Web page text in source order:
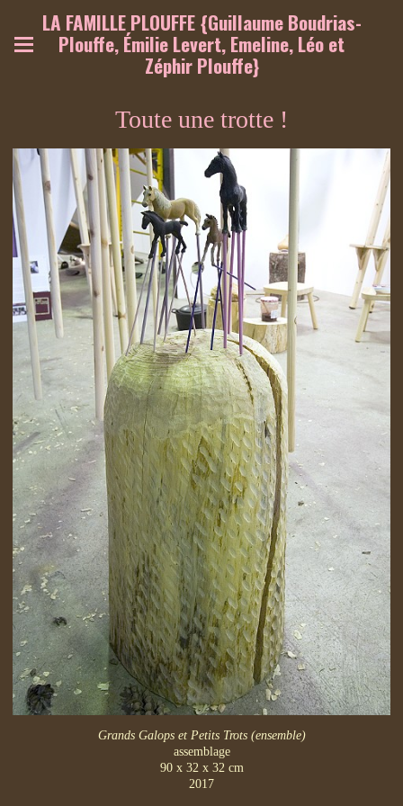
LA FAMILLE PLOUFFE {Guillaume Boudrias-
Plouffe, Émilie Levert, Emeline, Léo et
Zéphir Plouffe}
Toute une trotte !
Grands Galops et Petits Trots (ensemble)
assemblage
90 x 32 x 32 cm
2017